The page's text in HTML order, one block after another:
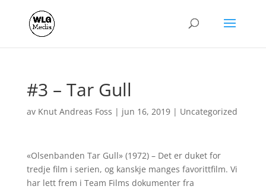
#3 – Tar Gull
av Knut Andreas Foss | jun 16, 2019| Uncategorized
«Olsenbanden Tar Gull» (1972) – Det er duket for
tredje film i serien, og kanskje manges favorittfilm. Vi
har lett frem i Team Films dokumenter fra